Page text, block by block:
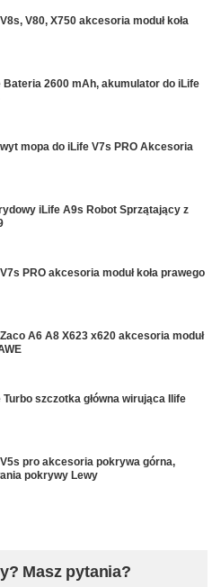
V80, X750 akcesoria moduł koła
Bateria 2600 mAh, akumulator do iLife
mopa do iLife V7s PRO Akcesoria
iLife A9s Robot Sprzątający z
PRO akcesoria moduł koła prawego
A6 A8 X623 x620 akcesoria moduł
szczotka główna wirująca Ilife
pro akcesoria pokrywa górna,
pokrywy Lewy
Masz pytania?